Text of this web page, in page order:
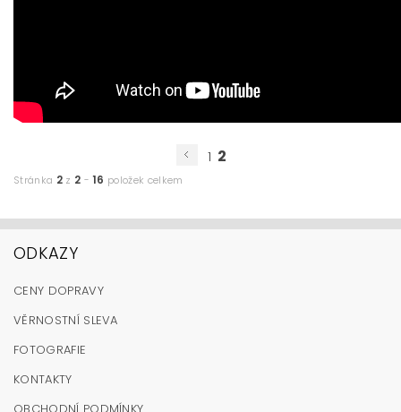
1 2
Stránka 2z 2 -16 položek celkem
ODKAZY
CENY DOPRAVY
VĚRNOSTNÍ SLEVA
FOTOGRAFIE
KONTAKTY